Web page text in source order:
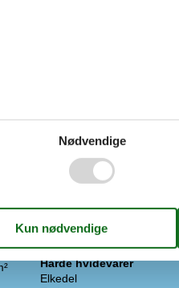
kommentarer på dansk
på et andet sprog.
1
Brændeovn
Elvarme
Varmepumpe
Hårde hvidevarer
Elkedel
Nødvendige